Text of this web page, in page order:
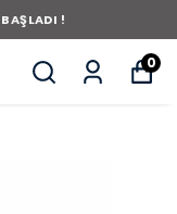
!
0